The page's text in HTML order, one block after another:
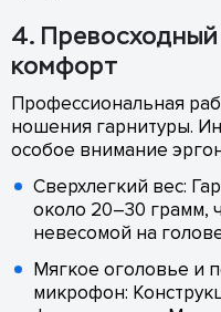
4. Превосходный
комфорт
Профессиональная
ношения гарнитуры.
особое внимание
Сверхлегкий вес:
около 20–30 грамм,
невесомой на
Мягкое оголовье и
микрофон: